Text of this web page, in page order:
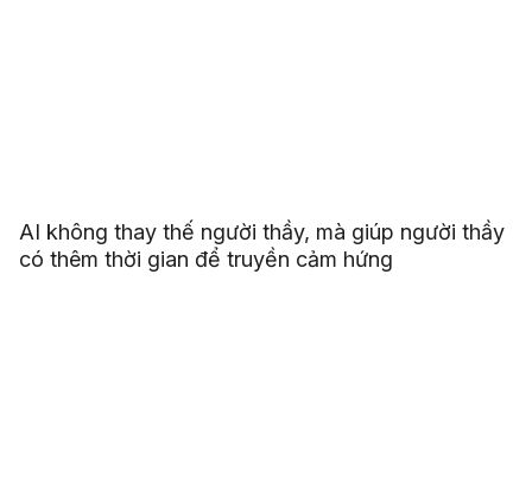
AI không thay thế người thầy, mà giúp người thầy
có thêm thời gian để truyền cảm hứng